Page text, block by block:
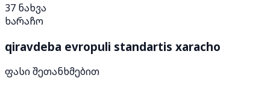
37 ნახვა
ხარაჩო
qiravdeba evropuli standartis xaracho
ფასი შეთანხმებით